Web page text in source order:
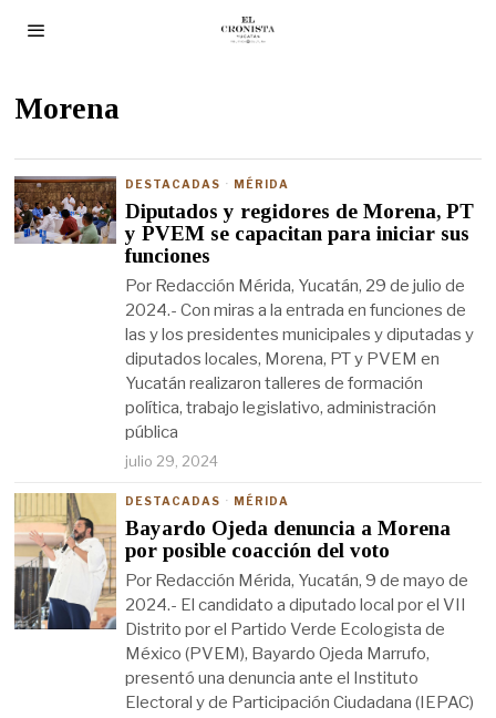
Morena
DESTACADAS · MÉRIDA
Diputados y regidores de Morena, PT
y PVEM se capacitan para iniciar sus
funciones
Por Redacción Mérida, Yucatán, 29 de julio de
2024.- Con miras a la entrada en funciones de
las y los presidentes municipales y diputadas y
diputados locales, Morena, PT y PVEM en
Yucatán realizaron talleres de formación
política, trabajo legislativo, administración
pública
julio 29, 2024
DESTACADAS · MÉRIDA
Bayardo Ojeda denuncia a Morena
por posible coacción del voto
Por Redacción Mérida, Yucatán, 9 de mayo de
2024.- El candidato a diputado local por el VII
Distrito por el Partido Verde Ecologista de
México (PVEM), Bayardo Ojeda Marrufo,
presentó una denuncia ante el Instituto
Electoral y de Participación Ciudadana (IEPAC)